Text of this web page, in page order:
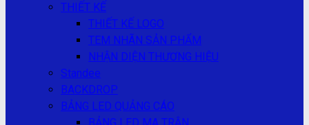
THIẾT KẾ
THIẾT KẾ LOGO
TEM NHÃN SẢN PHẨM
NHẬN DIỆN THƯƠNG HIỆU
Standee
BACKDROP
BẢNG LED QUẢNG CÁO